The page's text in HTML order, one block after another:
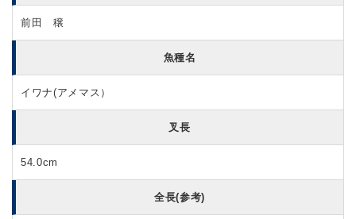
前田 穣
魚種名
イワナ(アメマス）
叉長
54.0cm
全長(参考)